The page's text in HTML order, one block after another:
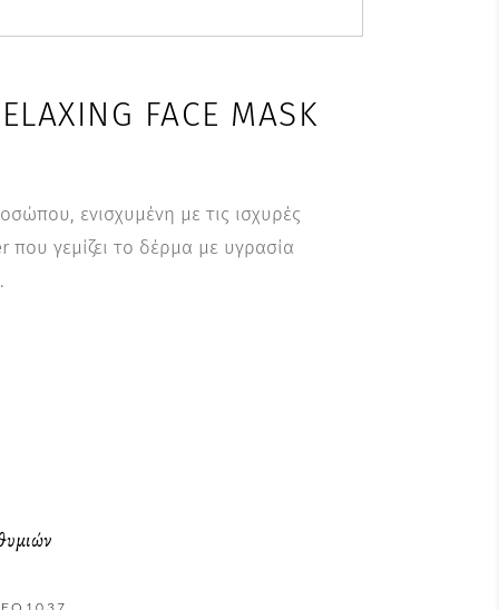
FACE MASK
ενισχυμένη με τις ισχυρές
που γεμίζει το δέρμα με υγρασία